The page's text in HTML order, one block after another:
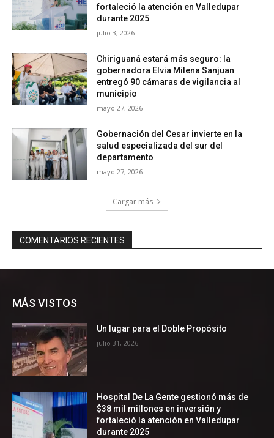
MÁS VISTOS
Un lugar para el Doble Propósito
julio 31, 2026
Hospital De La Gente gestionó más de
$38 mil millones en inversión y
fortaleció la atención en Valledupar
durante 2025